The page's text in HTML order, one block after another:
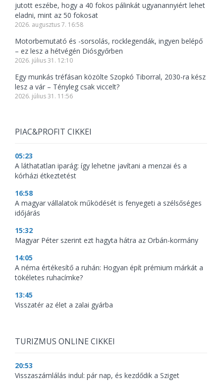
jutott eszébe, hogy a 40 fokos pálinkát ugyanannyiért lehet
eladni, mint az 50 fokosat
2026. augusztus 7. 16:58
Motorbemutató és -sorsolás, rocklegendák, ingyen belépő
– ez lesz a hétvégén Diósgyőrben
2026. július 31. 12:10
Egy munkás tréfásan közölte Szopkó Tiborral, 2030-ra kész
lesz a vár – Tényleg csak viccelt?
2026. július 31. 11:56
PIAC&PROFIT CIKKEI
05:23
A láthatatlan iparág: így lehetne javítani a menzai és a
kórházi étkeztetést
16:58
A magyar vállalatok működését is fenyegeti a szélsőséges
időjárás
15:32
Magyar Péter szerint ezt hagyta hátra az Orbán-kormány
14:05
A néma értékesítő a ruhán: Hogyan épít prémium márkát a
tökéletes ruhacímke?
13:45
Visszatér az élet a zalai gyárba
TURIZMUS ONLINE CIKKEI
20:53
Visszaszámlálás indul: pár nap, és kezdődik a Sziget